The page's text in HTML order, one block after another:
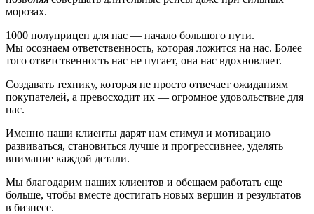
морозах.
1000 полуприцеп для нас — начало большого пути.
Мы осознаем ответственность, которая ложится на нас. Более
того ответственность нас не пугает, она нас вдохновляет.
Создавать технику, которая не просто отвечает ожиданиям
покупателей, а превосходит их — огромное удовольствие для
нас.
Именно наши клиенты дарят нам стимул и мотивацию
развиваться, становиться лучше и прогрессивнее, уделять
внимание каждой детали.
Мы благодарим наших клиентов и обещаем работать еще
больше, чтобы вместе достигать новых вершин и результатов
в бизнесе.